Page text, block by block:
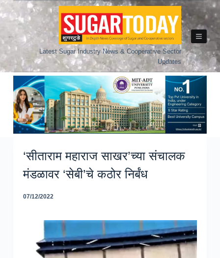
Skip
to
Latest Sugar Industry News & Cooperative Sector
Updates
‘सीताराम महाराज साखर’च्या संचालक
मंडळावर ‘सेबी’चे कठोर निर्बंध
07/12/2022